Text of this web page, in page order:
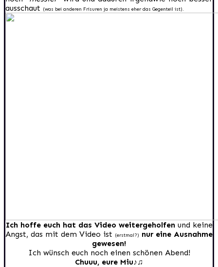
ausschaut (was bei anderen Frisuren ja meistens eher das Gegenteil ist).
Ich hoffe euch hat das Video weitergeholfenund keine
Angst, das mit dem Video ist (erstmal?) nur eine Ausnahme
gewesen!
Ich wünsch euch noch einen schönen Abend!
Chuuu, eure Miu♪♫